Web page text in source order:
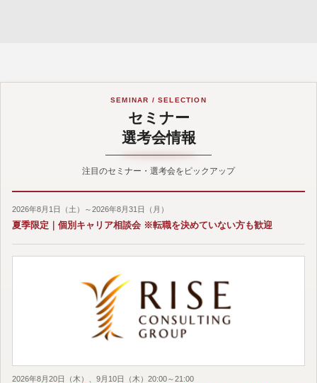
SEMINAR / SELECTION
セミナー
選考会情報
注目のセミナー・選考会をピックアップ
2026年8月1日（土）～2026年8月31日（月）
夏季限定｜個別キャリア相談会 ※転職を決めていない方も歓迎
2026年8月20日（木）、9月10日（木）20:00～21:00